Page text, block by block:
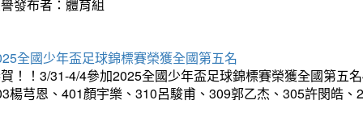
發布者：體育組
全國少年盃足球錦標賽榮獲全國第五名
！！3/31-4/4參加2025全國少年盃足球錦標賽榮獲全國第五
楊芎恩、401顏宇樂、310呂駿甫、309郭乙杰、305許閔皓